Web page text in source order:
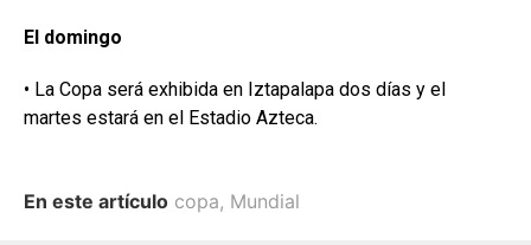
El domingo
• La Copa será exhibida en Iztapalapa dos días y el
martes estará en el Estadio Azteca.
En este artículo copa, Mundial